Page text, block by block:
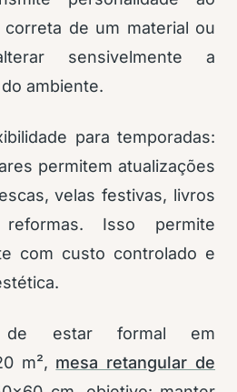
correta de um material ou
sensivelmente a
ambiente.
para temporadas:
permitem atualizações
velas festivas, livros
Isso permite
com custo controlado e
estar formal em
m², mesa retangular de